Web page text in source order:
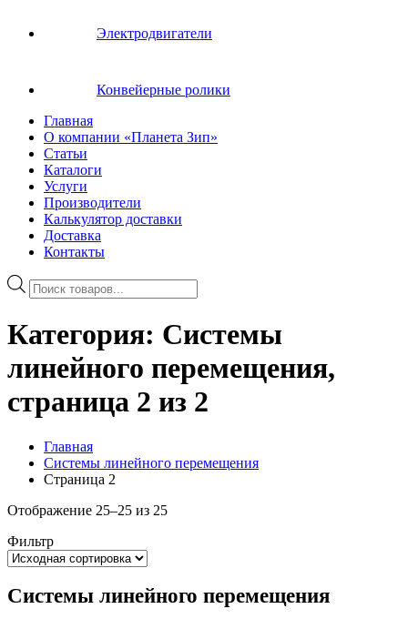
Электродвигатели
Конвейерные ролики
Главная
О компании «Планета Зип»
Статьи
Каталоги
Услуги
Производители
Калькулятор доставки
Доставка
Контакты
Поиск
товаров
Категория: Системы
линейного перемещения,
страница 2 из 2
Главная
Системы линейного перемещения
Страница 2
Отображение 25–25 из 25
Фильтр
Системы линейного перемещения